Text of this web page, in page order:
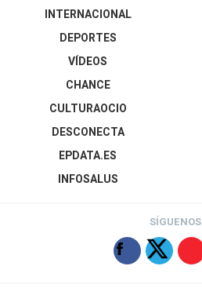
INTERNACIONAL
DEPORTES
VÍDEOS
CHANCE
CULTURAOCIO
DESCONECTA
EPDATA.ES
INFOSALUS
SÍGUENOS